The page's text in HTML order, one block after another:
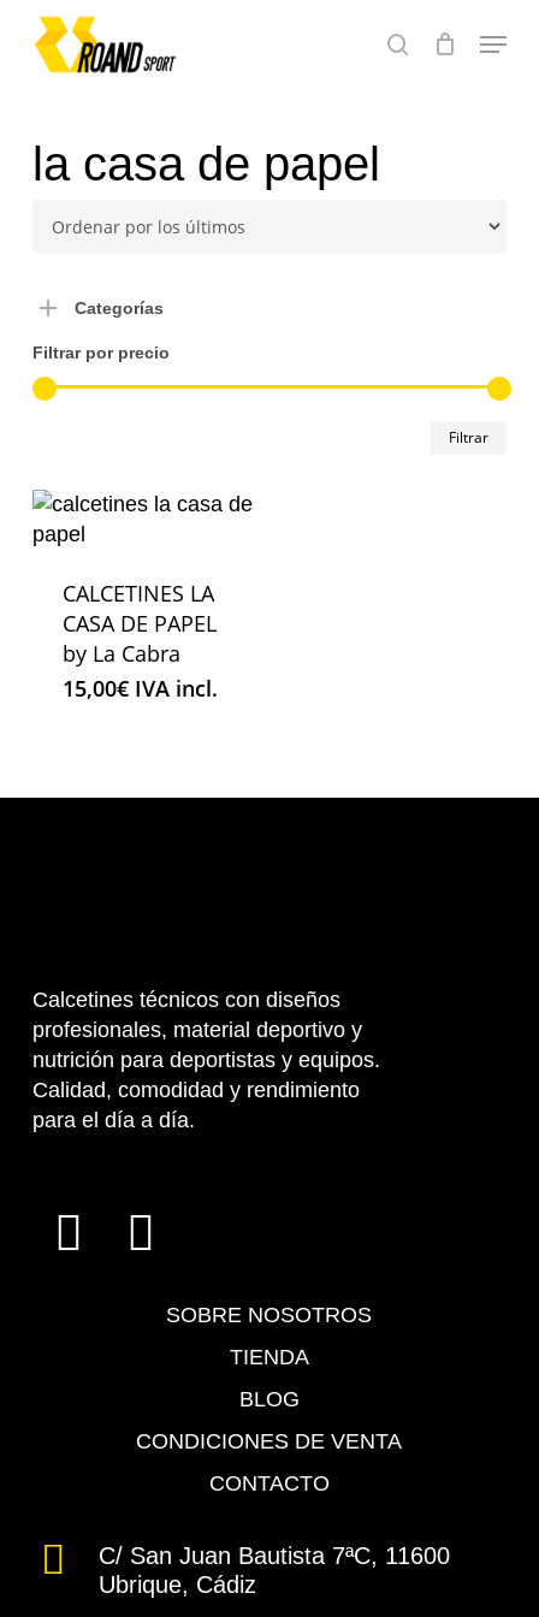
Skip
search
Menu
la casa de papel
Categorías
Filtrar por precio
Filtrar
CALCETINES LA
CASA DE PAPEL
by La Cabra
15,00€ IVA incl.
Calcetines técnicos con diseños
profesionales, material deportivo y
nutrición para deportistas y equipos.
Calidad, comodidad y rendimiento
para el día a día.
SOBRE NOSOTROS
TIENDA
BLOG
CONDICIONES DE VENTA
CONTACTO
C/ San Juan Bautista 7ªC, 11600
Ubrique, Cádiz